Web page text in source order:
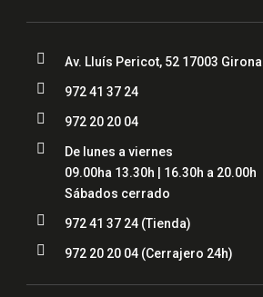
 Av. Lluís Pericot, 52 17003 Girona
 972 41 37 24
 972 20 20 04

De lunes a viernes
09.00ha 13.30h | 16.30h a 20.00h
Sábados cerrado
 972 41 37 24 (Tienda)
 972 20 20 04(Cerrajero 24h)